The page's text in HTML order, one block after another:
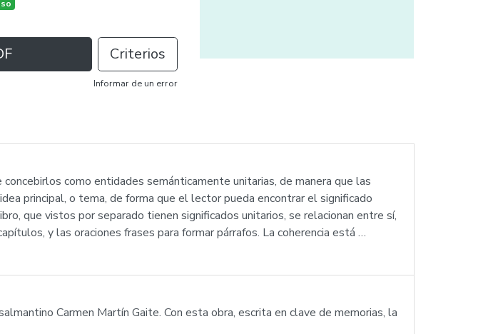
Criterios
Informar de un error
como entidades semánticamente unitarias, de manera que las
principal, o tema, de forma que el lector pueda encontrar el significado
que vistos por separado tienen significados unitarios, se relacionan entre sí,
y las oraciones frases para formar párrafos. La coherencia está …
Carmen Martín Gaite. Con esta obra, escrita en clave de memorias, la